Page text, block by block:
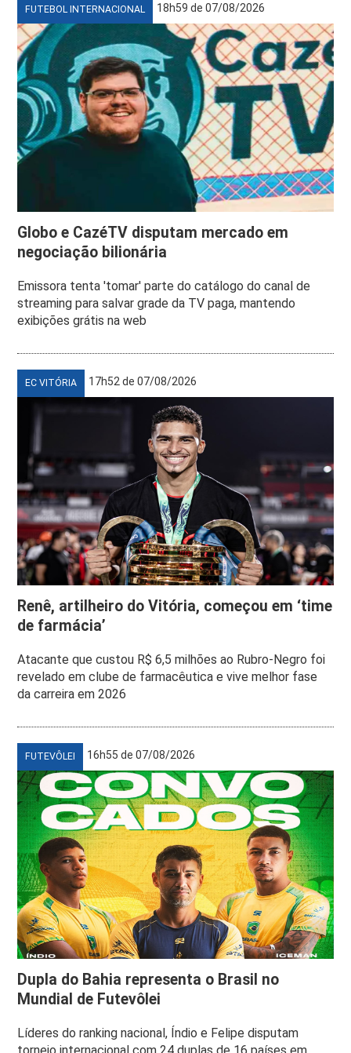
FUTEBOL INTERNACIONAL 18h59 de 07/08/2026
Globo e CazéTV disputam mercado em
negociação bilionária
Emissora tenta 'tomar' parte do catálogo do canal de
streaming para salvar grade da TV paga, mantendo
exibições grátis na web
EC VITÓRIA 17h52 de 07/08/2026
Renê, artilheiro do Vitória, começou em ‘time
de farmácia’
Atacante que custou R$ 6,5 milhões ao Rubro-Negro foi
revelado em clube de farmacêutica e vive melhor fase
da carreira em 2026
FUTEVÔLEI 16h55 de 07/08/2026
Dupla do Bahia representa o Brasil no
Mundial de Futevôlei
Líderes do ranking nacional, Índio e Felipe disputam